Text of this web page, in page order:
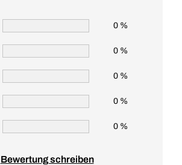
0 %
0 %
0 %
0 %
0 %
Bewertung schreiben